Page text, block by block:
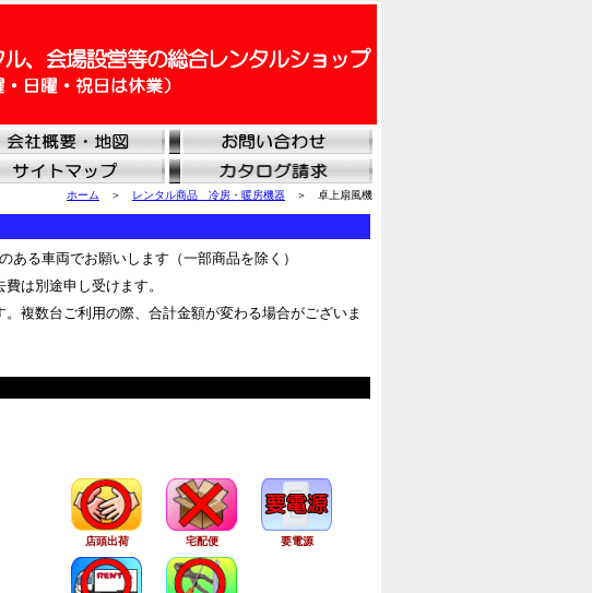
ホーム ＞ レンタル商品 冷房・暖房機器 ＞ 卓上扇風機
る車両でお願いします（一部商品を除く）
は別途申し受けます。
複数台ご利用の際、合計金額が変わる場合がございま
店頭出荷 宅配便 要電源